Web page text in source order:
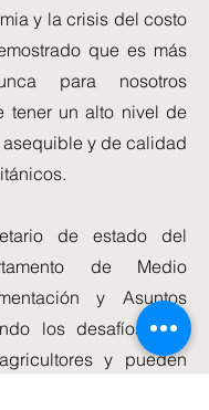
y la crisis del costo
que es más
para nosotros
tener un alto nivel de
asequible y de calidad
de estado del
de Medio
y Asuntos
los desafíos que
y pueden